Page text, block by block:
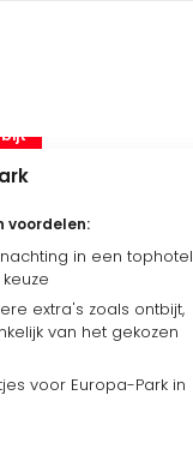
voordelen:
in een tophotel
extra's zoals ontbijt,
van het gekozen
voor Europa-Park in